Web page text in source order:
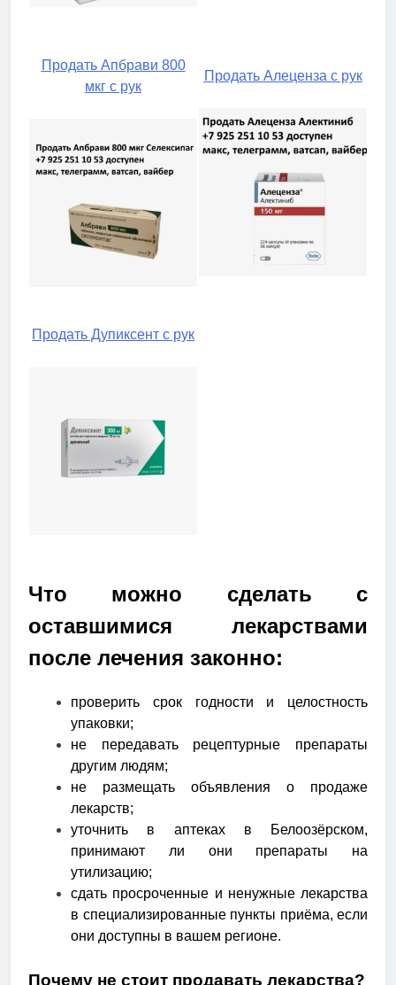
Продать Апбрави 800
мкг с рук
Продать Алеценза с рук
Продать Дупиксент с рук
Что можно сделать с
оставшимися лекарствами
после лечения законно:
проверить срок годности и целостность
упаковки;
не передавать рецептурные препараты
другим людям;
не размещать объявления о продаже
лекарств;
уточнить в аптеках в Белоозёрском,
принимают ли они препараты на
утилизацию;
сдать просроченные и ненужные лекарства
в специализированные пункты приёма, если
они доступны в вашем регионе.
Почему не стоит продавать лекарства?